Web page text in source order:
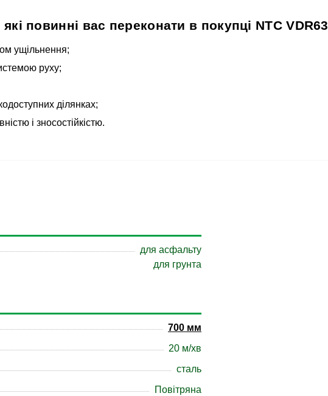
повинні вас переконати в покупці NTC VDR63
ущільнення;
руху;
ділянках;
і зносостійкістю.
для асфальту
для грунта
700 мм
20 м/хв
сталь
Повітряна